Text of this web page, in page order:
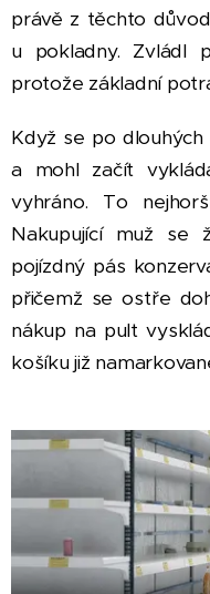
právě z těchto
u pokladny. Zvládl
protože základní
Když se po
a mohl začít
vyhráno. To
Nakupující muž se
pojízdný pás
přičemž se ostře
nákup na pult
košíku již